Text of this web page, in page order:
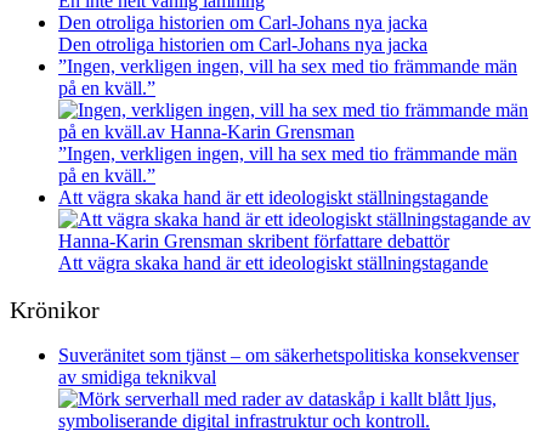
Den otroliga historien om Carl-Johans nya jacka
Den otroliga historien om Carl-Johans nya jacka
”Ingen, verkligen ingen, vill ha sex med tio främmande män
på en kväll.”
”Ingen, verkligen ingen, vill ha sex med tio främmande män
på en kväll.”
Att vägra skaka hand är ett ideologiskt ställningstagande
Att vägra skaka hand är ett ideologiskt ställningstagande
Krönikor
Suveränitet som tjänst – om säkerhetspolitiska konsekvenser
av smidiga teknikval